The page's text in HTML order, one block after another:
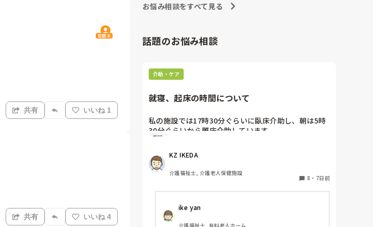
質問主
共有 いいね 1
共有 いいね 4
お悩み相談をすべて見る
話題のお悩み相談
介助・ケア
就寝、起床の時間について
私の施設では17時30分ぐらいに臥床介助し、朝は5時
30分ぐらいから離床介助しています。
順番は当然、身体状態や体調面を考慮して決めていま
がするのですが、みなさんの施設は何時ごろから臥
床、離床されてますか？
施設
KZ IKEDA
介護福祉士, 介護老人保健施設
8 ・ 7日前
ike yan
介護福祉士, 有料老人ホーム